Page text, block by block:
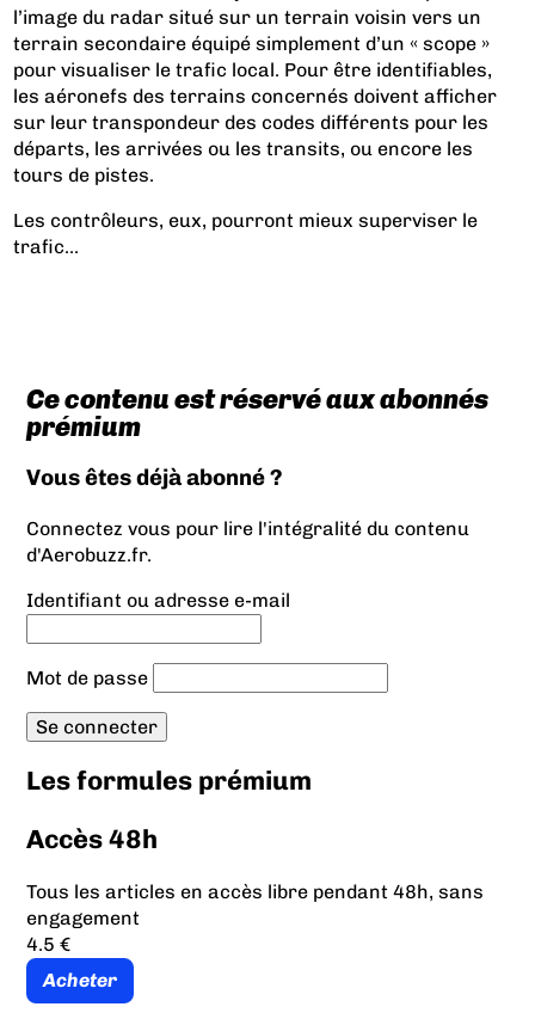
l’image du radar situé sur un terrain voisin vers un
terrain secondaire équipé simplement d’un « scope »
pour visualiser le trafic local. Pour être identifiables,
les aéronefs des terrains concernés doivent afficher
sur leur transpondeur des codes différents pour les
départs, les arrivées ou les transits, ou encore les
tours de pistes.
Les contrôleurs, eux, pourront mieux superviser le
trafic...
Ce contenu est réservé aux abonnés
prémium
Vous êtes déjà abonné ?
Connectez vous pour lire l'intégralité du contenu
d'Aerobuzz.fr.
Identifiant ou adresse e-mail
Mot de passe
Les formules prémium
Accès 48h
Tous les articles en accès libre pendant 48h, sans
engagement
4.5 €
Acheter